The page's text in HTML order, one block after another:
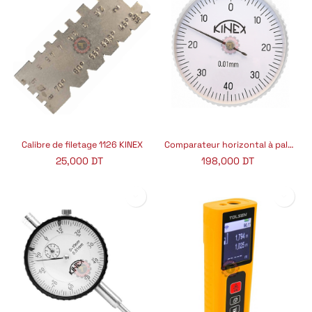
Calibre de filetage 1126 KINEX
25,000DT
Comparateur horizontal à palpeur orientable (Puppitast) 1156- KINEX
198,000DT